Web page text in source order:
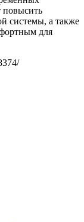
повысить
системы, а также
для